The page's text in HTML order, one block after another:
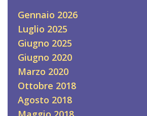
Gennaio 2026
Luglio 2025
Giugno 2025
Giugno 2020
Marzo 2020
Ottobre 2018
Agosto 2018